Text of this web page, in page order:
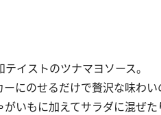
イストのツナマヨソース。
にのせるだけで贅沢な味わい
いもに加えてサラダに混ぜ